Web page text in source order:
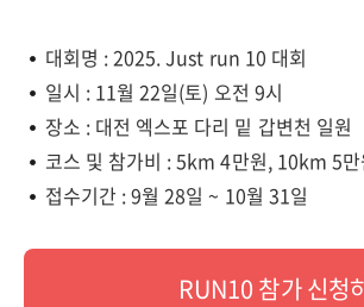
대회명 : 2025. Just run 10 대회
일시 : 11월 22일(토) 오전 9시
장소 : 대전 엑스포 다리 밑 갑변천 일원
코스 및 참가비 : 5km 4만원, 10km 5만
접수기간 : 9월 28일 ~ 10월 31일
RUN10 참가 신청